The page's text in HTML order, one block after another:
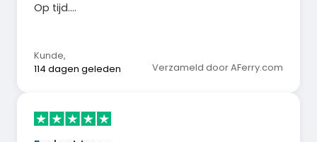
Op tijd....
Kunde,
114 dagen geleden
Verzameld door AFerry.com